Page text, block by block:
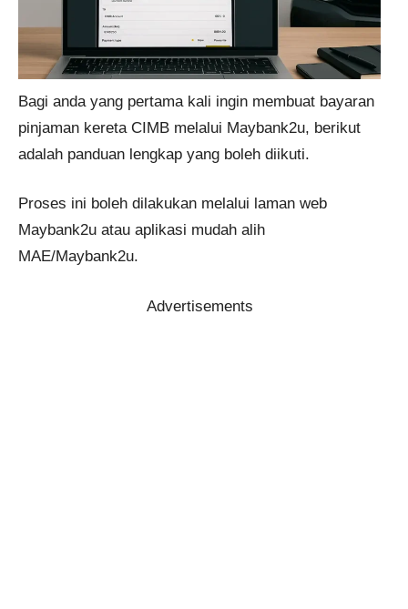
Bagi anda yang pertama kali ingin membuat bayaran
pinjaman kereta CIMB melalui Maybank2u, berikut
adalah panduan lengkap yang boleh diikuti.
Proses ini boleh dilakukan melalui laman web
Maybank2u atau aplikasi mudah alih
MAE/Maybank2u.
Advertisements